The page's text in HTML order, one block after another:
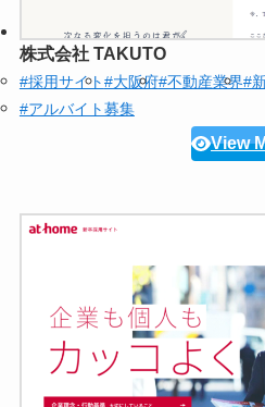
株式会社 TAKUTO
#採用サイト#大阪府#不動産業界#
#アルバイト募集
View